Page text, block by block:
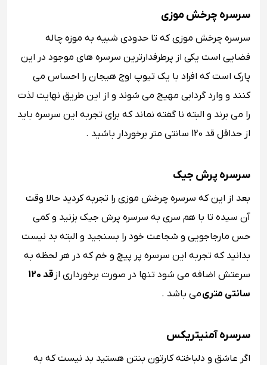
سرسره چرخش موزی
سرسره چرخش موزی که تا حدودی شبیه به موزه چاله
فضایی است یکی از پرطرفدارترین سرسره های موجود در این
پارک است که افراد با یک تیوپ اوج هیجان را احساس می
کنند و وارد گردابی مهیج می شوند و از این طریق نهایت لذت
را می برند و البته نا گفته نماند که برای تجربه این سرسره باید
از حداقل قد 120 سانتی متر برخوردار باشید .
سرسره پرش جیک
بعد از این که سرسره چرخش موزی را تجربه کردید حالا وقت
آن سیده تا با هم سری به سرسره پرش جیک بزنید و کمی
حس مارجاجویی و شجاعت خود را بسنجید و البته بد نیست
بدانید که تجربه این سرسره پر پیچ و خم که در هر لحظه به
سرعتش اضافه می شود تنها در صورت برخورداری از
قد 120
سانتی متریمی باشد .
سرسره آمنیتریکس
اگر عاشق و دلباخته کارتون بنتن هستید بد نیست که به